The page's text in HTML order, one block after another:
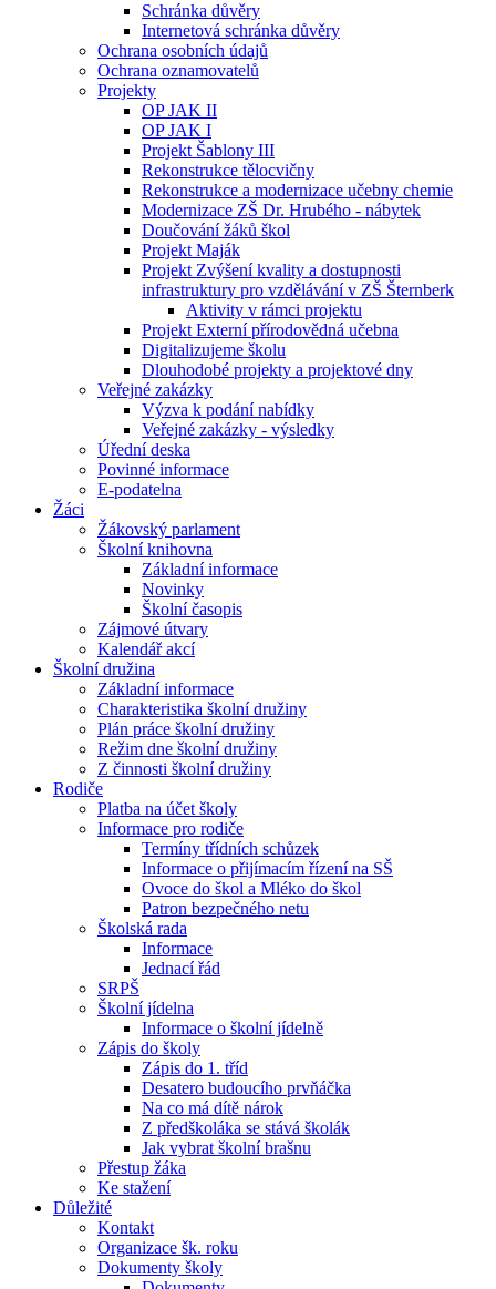
Schránka důvěry
Internetová schránka důvěry
Ochrana osobních údajů
Ochrana oznamovatelů
Projekty
OP JAK II
OP JAK I
Projekt Šablony III
Rekonstrukce tělocvičny
Rekonstrukce a modernizace učebny chemie
Modernizace ZŠ Dr. Hrubého - nábytek
Doučování žáků škol
Projekt Maják
Projekt Zvýšení kvality a dostupnosti
infrastruktury pro vzdělávání v ZŠ Šternberk
Aktivity v rámci projektu
Projekt Externí přírodovědná učebna
Digitalizujeme školu
Dlouhodobé projekty a projektové dny
Veřejné zakázky
Výzva k podání nabídky
Veřejné zakázky - výsledky
Úřední deska
Povinné informace
E-podatelna
Žáci
Žákovský parlament
Školní knihovna
Základní informace
Novinky
Školní časopis
Zájmové útvary
Kalendář akcí
Školní družina
Základní informace
Charakteristika školní družiny
Plán práce školní družiny
Režim dne školní družiny
Z činnosti školní družiny
Rodiče
Platba na účet školy
Informace pro rodiče
Termíny třídních schůzek
Informace o přijímacím řízení na SŠ
Ovoce do škol a Mléko do škol
Patron bezpečného netu
Školská rada
Informace
Jednací řád
SRPŠ
Školní jídelna
Informace o školní jídelně
Zápis do školy
Zápis do 1. tříd
Desatero budoucího prvňáčka
Na co má dítě nárok
Z předškoláka se stává školák
Jak vybrat školní brašnu
Přestup žáka
Ke stažení
Důležité
Kontakt
Organizace šk. roku
Dokumenty školy